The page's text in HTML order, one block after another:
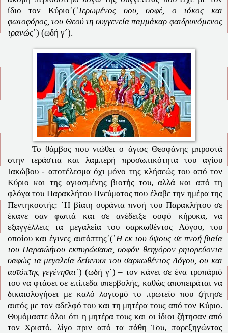
ίδιο τον Κύριο᾽(῾Ιερωμένος σου, σοφέ, ο τόκος και
φωτοφόρος, του Θεού τη συγγενεία παμμάκαρ φαιδρυνόμενος
τρανώς᾽) (ωδή γ´).
Το θάμβος που νιώθει ο άγιος Θεοφάνης μπροστά
στην τεράστια και λαμπερή προσωπικότητα του αγίου
Ιακώβου - αποτέλεσμα όχι μόνο της κλήσεώς του από τον
Κύριο και της αγιασμένης βιοτής του, αλλά και από τη
φλόγα του Παρακλήτου Πνεύματος που έλαβε την ημέρα της
Πεντηκοστής: ῾Η βίαιη ουράνια πνοή του Παρακλήτου σε
έκανε σαν φωτιά και σε ανέδειξε σοφό κήρυκα, να
εξαγγέλλεις τα μεγαλεία του σαρκωθέντος Λόγου, του
οποίου και έγινες αυτόπτης᾽(῾Η εκ του ύψους σε πνοή βιαία
του Παρακλήτου εκπυρώσασα, σοφόν θεηγόρον ρητορεύοντα
σαφώς τα μεγαλεία δείκνυσι του σαρκωθέντος Λόγου, ου και
αυτόπτης γεγένησαι᾽) (ωδή γ´) – τον κάνει σε ένα τροπάριό
του να φτάσει σε επίπεδα υπερβολής, καθώς αποπειράται να
δικαιολογήσει με καλό λογισμό το πρωτείο που ζήτησε
αυτός με τον αδελφό του και τη μητέρα τους από τον Κύριο.
Θυμόμαστε όλοι ότι η μητέρα τους και οι ίδιοι ζήτησαν από
τον Χριστό, λίγο πριν από τα πάθη Του, παρεξηγώντας